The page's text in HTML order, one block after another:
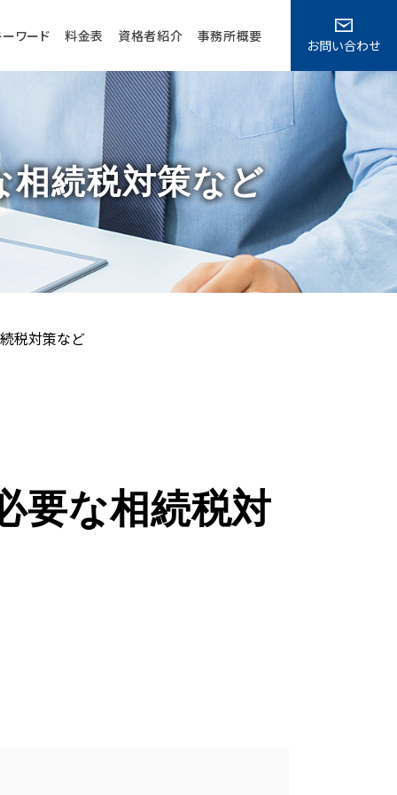
お問い合わせ
ワード 料金表 資格者紹介 事務所概要
相続税対策など
税対策など
要な相続税対